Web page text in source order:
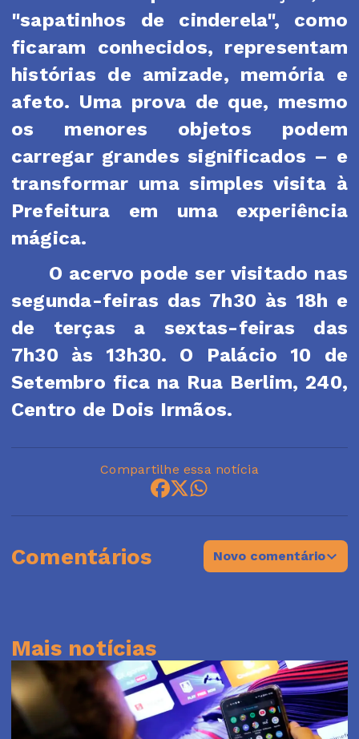
"sapatinhos de cinderela", como
ficaram conhecidos, representam
histórias de amizade, memória e
afeto. Uma prova de que, mesmo
os menores objetos podem
carregar grandes significados – e
transformar uma simples visita à
Prefeitura em uma experiência
mágica.
O acervo pode ser visitado nas
segunda-feiras das 7h30 às 18h e
de terças a sextas-feiras das
7h30 às 13h30. O Palácio 10 de
Setembro fica na Rua Berlim, 240,
Centro de Dois Irmãos.
Compartilhe essa notícia
Comentários Novo comentário
Mais notícias